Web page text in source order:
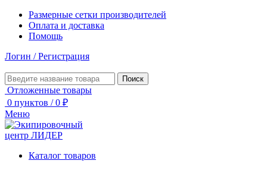
Размерные сетки производителей
Оплата и доставка
Помощь
Логин / Регистрация
Поиск
Отложенные товары
0 пунктов / 0 ₽
Меню
Каталог товаров